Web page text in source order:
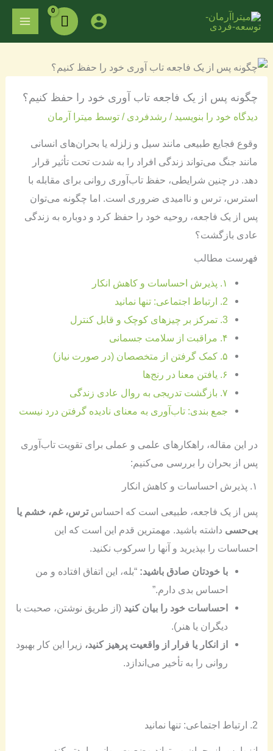
محتوا
چگونه پس از یک فاجعه تاب آوری خود را حفظ کنیم؟
دیدگاه‌ خود را بنویسید / رشدفردی / توسط میترا آرمان
وقوع فجایع طبیعی مانند سیل و زلزله یا بحران‌های انسانی
مانند جنگ می‌تواند زندگی افراد را به شدت تحت تأثیر قرار
دهد. در چنین شرایطی، حفظ تاب‌آوری روانی برای مقابله با
استرس، ترس و ناامیدی ضروری است. اما چگونه می‌توان
پس از یک فاجعه، روحیه خود را حفظ کرد و دوباره به زندگی
عادی بازگشت؟
فهرست مطالب
۱. پذیرش احساسات و کاهش انکار
2. ارتباط اجتماعی: تنها نمانید
3. تمرکز بر چیزهای کوچک و قابل کنترل
۴. مراقبت از سلامت جسمانی
۵. کمک گرفتن از متخصصان (در صورت نیاز)
۶. یافتن معنا در رنج‌ها
۷. بازگشت تدریجی به روال عادی زندگی
جمع بندی: تاب‌آوری به معنای نادیده گرفتن درد نیست
در این مقاله، راهکارهای علمی و عملی برای تقویت تاب‌آوری
پس از بحران را بررسی می‌کنیم:
۱. پذیرش احساسات و کاهش انکار
پس از یک فاجعه، طبیعی است که احساسترس، غم، خشم یا
بی‌حسی داشته باشید. مهمترین قدم این است که این
احساسات را بپذیرید و آنها را سرکوب نکنید.
با خودتان صادق باشید: “بله، این اتفاق افتاده و من
احساس بدی دارم.”
احساسات خود را بیان کنید (از طریق نوشتن، صحبت با
دیگران یا هنر).
از انکار یا فرار از واقعیت پرهیز کنید، زیرا این کار بهبود
روانی را به تأخیر می‌اندازد.
2. ارتباط اجتماعی: تنها نمانید